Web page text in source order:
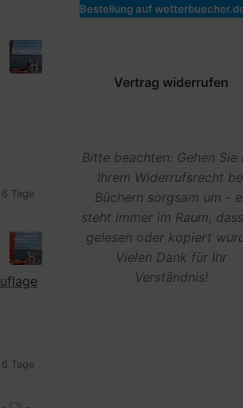
Tage
Tage
Bestellung auf
Vertrag widerrufen
Bitte beachten: Gehen Sie
Ihrem Widerrufsrecht
Büchern sorgsam um -
steht immer im Raum,
gelesen oder kopiert
Vielen Dank für Ihr
Verständnis!